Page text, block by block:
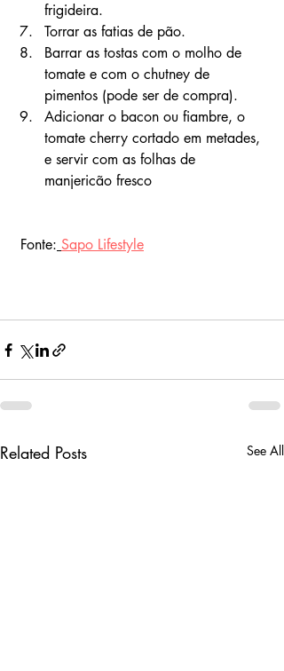
frigideira.
Torrar as fatias de pão.
Barrar as tostas com o molho de
tomate e com o chutney de
pimentos (pode ser de compra).
Adicionar o bacon ou fiambre, o
tomate cherry cortado em metades,
e servir com as folhas de
manjericão fresco
Fonte: Sapo Lifestyle
Related Posts See All